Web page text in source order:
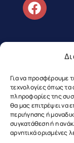
Για να προσφέρουμε
τεχνολογίες όπως
πληροφορίες της
θα μας επιτρέψει να
περιήγησης ή
συγκατάθεση ή η
αρνητικά ορισμένες
Web